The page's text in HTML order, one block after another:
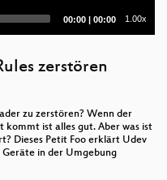
Einsteiger
Current
00:00 | Total
00:00 1.00x
zerstören
zu zerstören? Wenn der
kommt ist alles gut. Aber was ist
Dieses Petit Foo erklärt Udev
Geräte in der Umgebung